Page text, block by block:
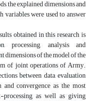
the explained dimensions and
variables were used to answer
obtained in this research is
processing, analysis and
dimensions of the model of the
of joint operations of Army.
between data, evaluation
convergence as the most
as well as giving